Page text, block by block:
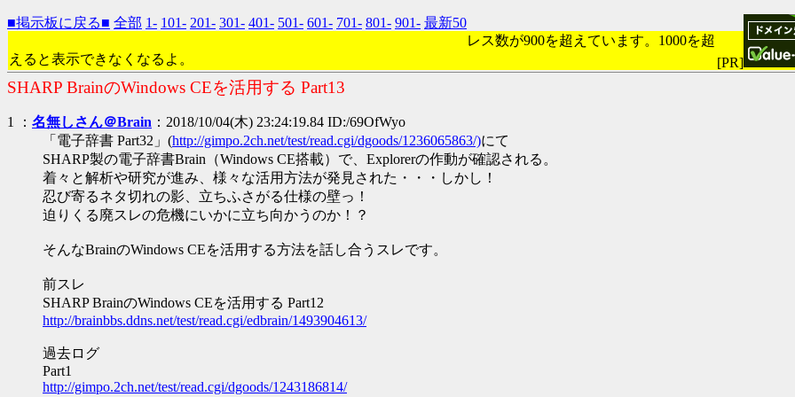
■掲示板に戻る■ 全部 1- 101- 201- 301- 401- 501- 601- 701- 801- 901- 最新50
[PR]
レス数が900を超えています。1000を超
えると表示できなくなるよ。
SHARP BrainのWindows CEを活用する Part13
1 ： 名無しさん＠Brain ：2018/10/04(木) 23:24:19.84 ID:/69OfWyo
「電子辞書 Part32」(http://gimpo.2ch.net/test/read.cgi/dgoods/1236065863/)にて
SHARP製の電子辞書Brain（Windows CE搭載）で、Explorerの作動が確認される。
着々と解析や研究が進み、様々な活用方法が発見された・・・しかし！
忍び寄るネタ切れの影、立ちふさがる仕様の壁っ！
迫りくる廃スレの危機にいかに立ち向かうのか！？
そんなBrainのWindows CEを活用する方法を話し合うスレです。
前スレ
SHARP BrainのWindows CEを活用する Part12
http://brainbbs.ddns.net/test/read.cgi/edbrain/1493904613/
過去ログ
Part1
http://gimpo.2ch.net/test/read.cgi/dgoods/1243186814/